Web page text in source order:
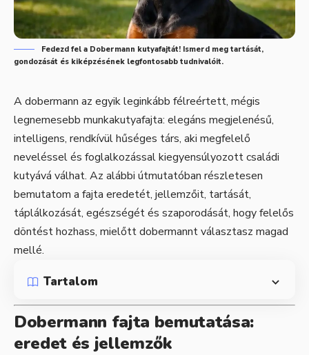
Fedezd fel a Dobermann kutyafajtát! Ismerd meg tartását,
gondozását és kiképzésének legfontosabb tudnivalóit.
A dobermann az egyik leginkább félreértett, mégis
legnemesebb munkakutyafajta: elegáns megjelenésű,
intelligens, rendkívül hűséges társ, aki megfelelő
neveléssel és foglalkozással kiegyensúlyozott családi
kutyává válhat. Az alábbi útmutatóban részletesen
bemutatom a fajta eredetét, jellemzőit, tartását,
táplálkozását, egészségét és szaporodását, hogy felelős
döntést hozhass, mielőtt dobermannt választasz magad
mellé.
Tartalom
Dobermann fajta bemutatása:
eredet és jellemzők